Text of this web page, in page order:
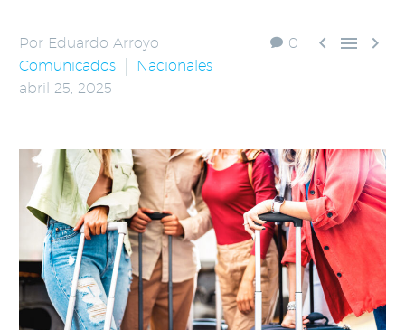
0   
Por Eduardo Arroyo
Comunicados
Nacionales
abril 25, 2025